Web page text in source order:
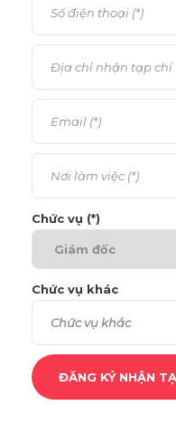
Chức vụ (*)
Chức vụ khác